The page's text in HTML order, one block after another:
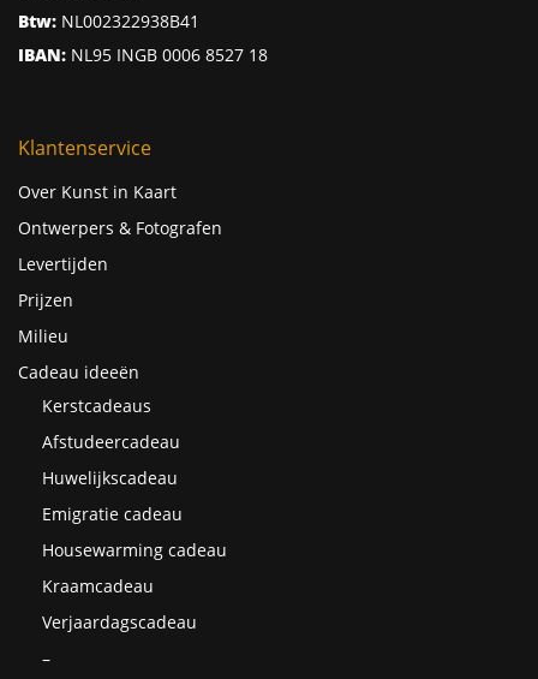
Btw: NL002322938B41
IBAN: NL95 INGB 0006 8527 18
Klantenservice
Over Kunst in Kaart
Ontwerpers & Fotografen
Levertijden
Prijzen
Milieu
Cadeau ideeën
Kerstcadeaus
Afstudeercadeau
Huwelijkscadeau
Emigratie cadeau
Housewarming cadeau
Kraamcadeau
Verjaardagscadeau
–